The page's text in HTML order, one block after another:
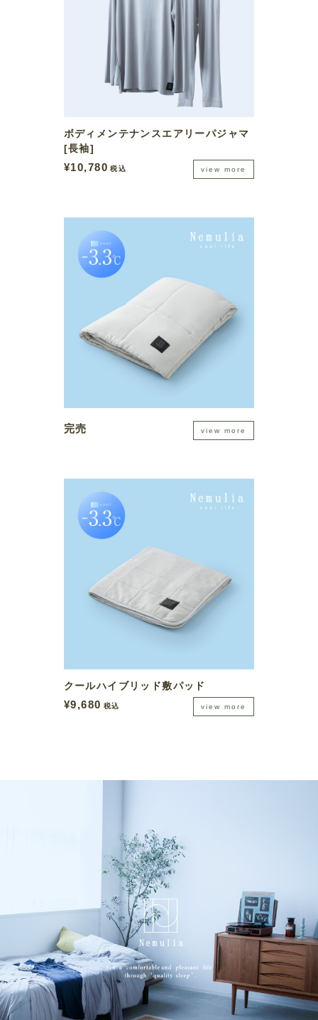
ボディメンテナンスエアリーパジャマ
[長袖]
¥10,780 税込 view more
完売 view more
クールハイブリッド敷パッド
¥9,680 税込 view more